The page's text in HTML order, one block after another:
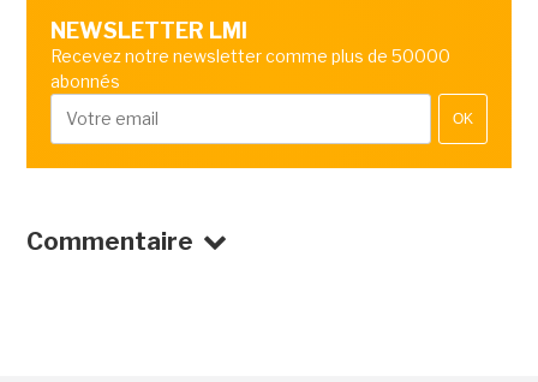
NEWSLETTER LMI
Recevez notre newsletter comme plus de 50000
abonnés
OK
Commentaire